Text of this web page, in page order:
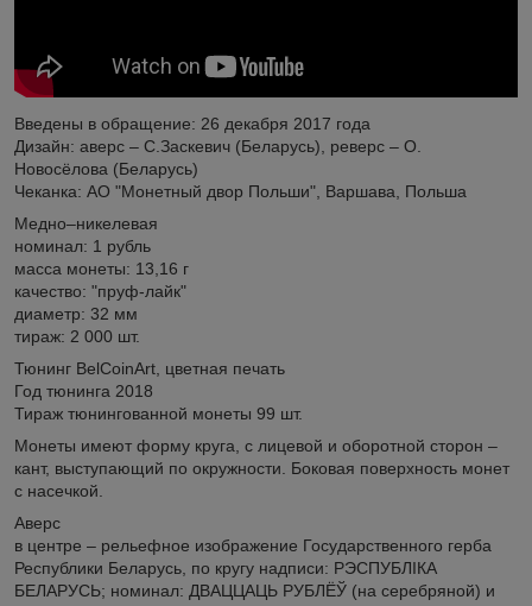
Введены в обращение: 26 декабря 2017 года
Дизайн: аверс – C.Заскевич (Беларусь), реверс – О.
Новосёлова (Беларусь)
Чеканка: АО "Монетный двор Польши", Варшава, Польша
Медно–никелевая
номинал: 1 рубль
масса монеты: 13,16 г
качество: "пруф-лайк"
диаметр: 32 мм
тираж: 2 000 шт.
Тюнинг BelCoinArt, цветная печать
Год тюнинга 2018
Тираж тюнингованной монеты 99 шт.
Монеты имеют форму круга, с лицевой и оборотной сторон –
кант, выступающий по окружности. Боковая поверхность монет
с насечкой.
Аверс
в центре – рельефное изображение Государственного герба
Республики Беларусь, по кругу надписи: РЭСПУБЛІКА
БЕЛАРУСЬ; номинал: ДВАЦЦАЦЬ РУБЛЁЎ (на серебряной) и